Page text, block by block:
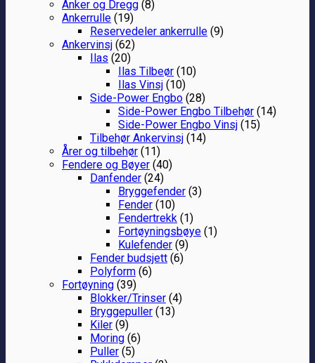
Anker og Dregg (8)
Ankerrulle (19)
Reservedeler ankerrulle (9)
Ankervinsj (62)
Ilas (20)
Ilas Tilbeør (10)
Ilas Vinsj (10)
Side-Power Engbo (28)
Side-Power Engbo Tilbehør (14)
Side-Power Engbo Vinsj (15)
Tilbehør Ankervinsj (14)
Årer og tilbehør (11)
Fendere og Bøyer (40)
Danfender (24)
Bryggefender (3)
Fender (10)
Fendertrekk (1)
Fortøyningsbøye (1)
Kulefender (9)
Fender budsjett (6)
Polyform (6)
Fortøyning (39)
Blokker/Trinser (4)
Bryggepuller (13)
Kiler (9)
Moring (6)
Puller (5)